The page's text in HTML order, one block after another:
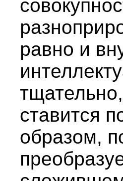
равно и
ставится
образом,